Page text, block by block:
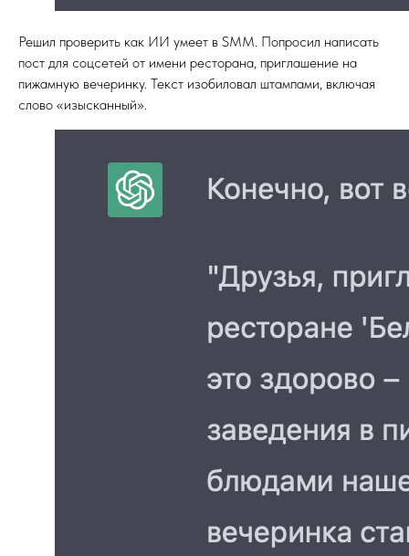
Решил проверить как ИИ умеет в SMM. Попросил написать
пост для соцсетей от имени ресторана, приглашение на
пижамную вечеринку. Текст изобиловал штампами, включая
слово «изысканный».